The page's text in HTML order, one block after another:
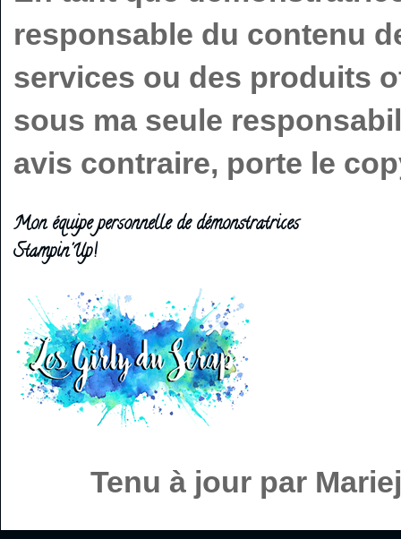
responsable du contenu
services ou des produits
sous ma seule
avis contraire, porte le
Mon équipe personnelle de démonstratrices
Stampin'Up!
Tenu à jour par